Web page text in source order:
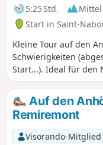
5:25 Std.
Mittel
Start in Saint-
Kleine Tour auf den
Schwierigkeiten
Start...). Ideal für den
Auf den
Remiremont
Visorando-Mitglied